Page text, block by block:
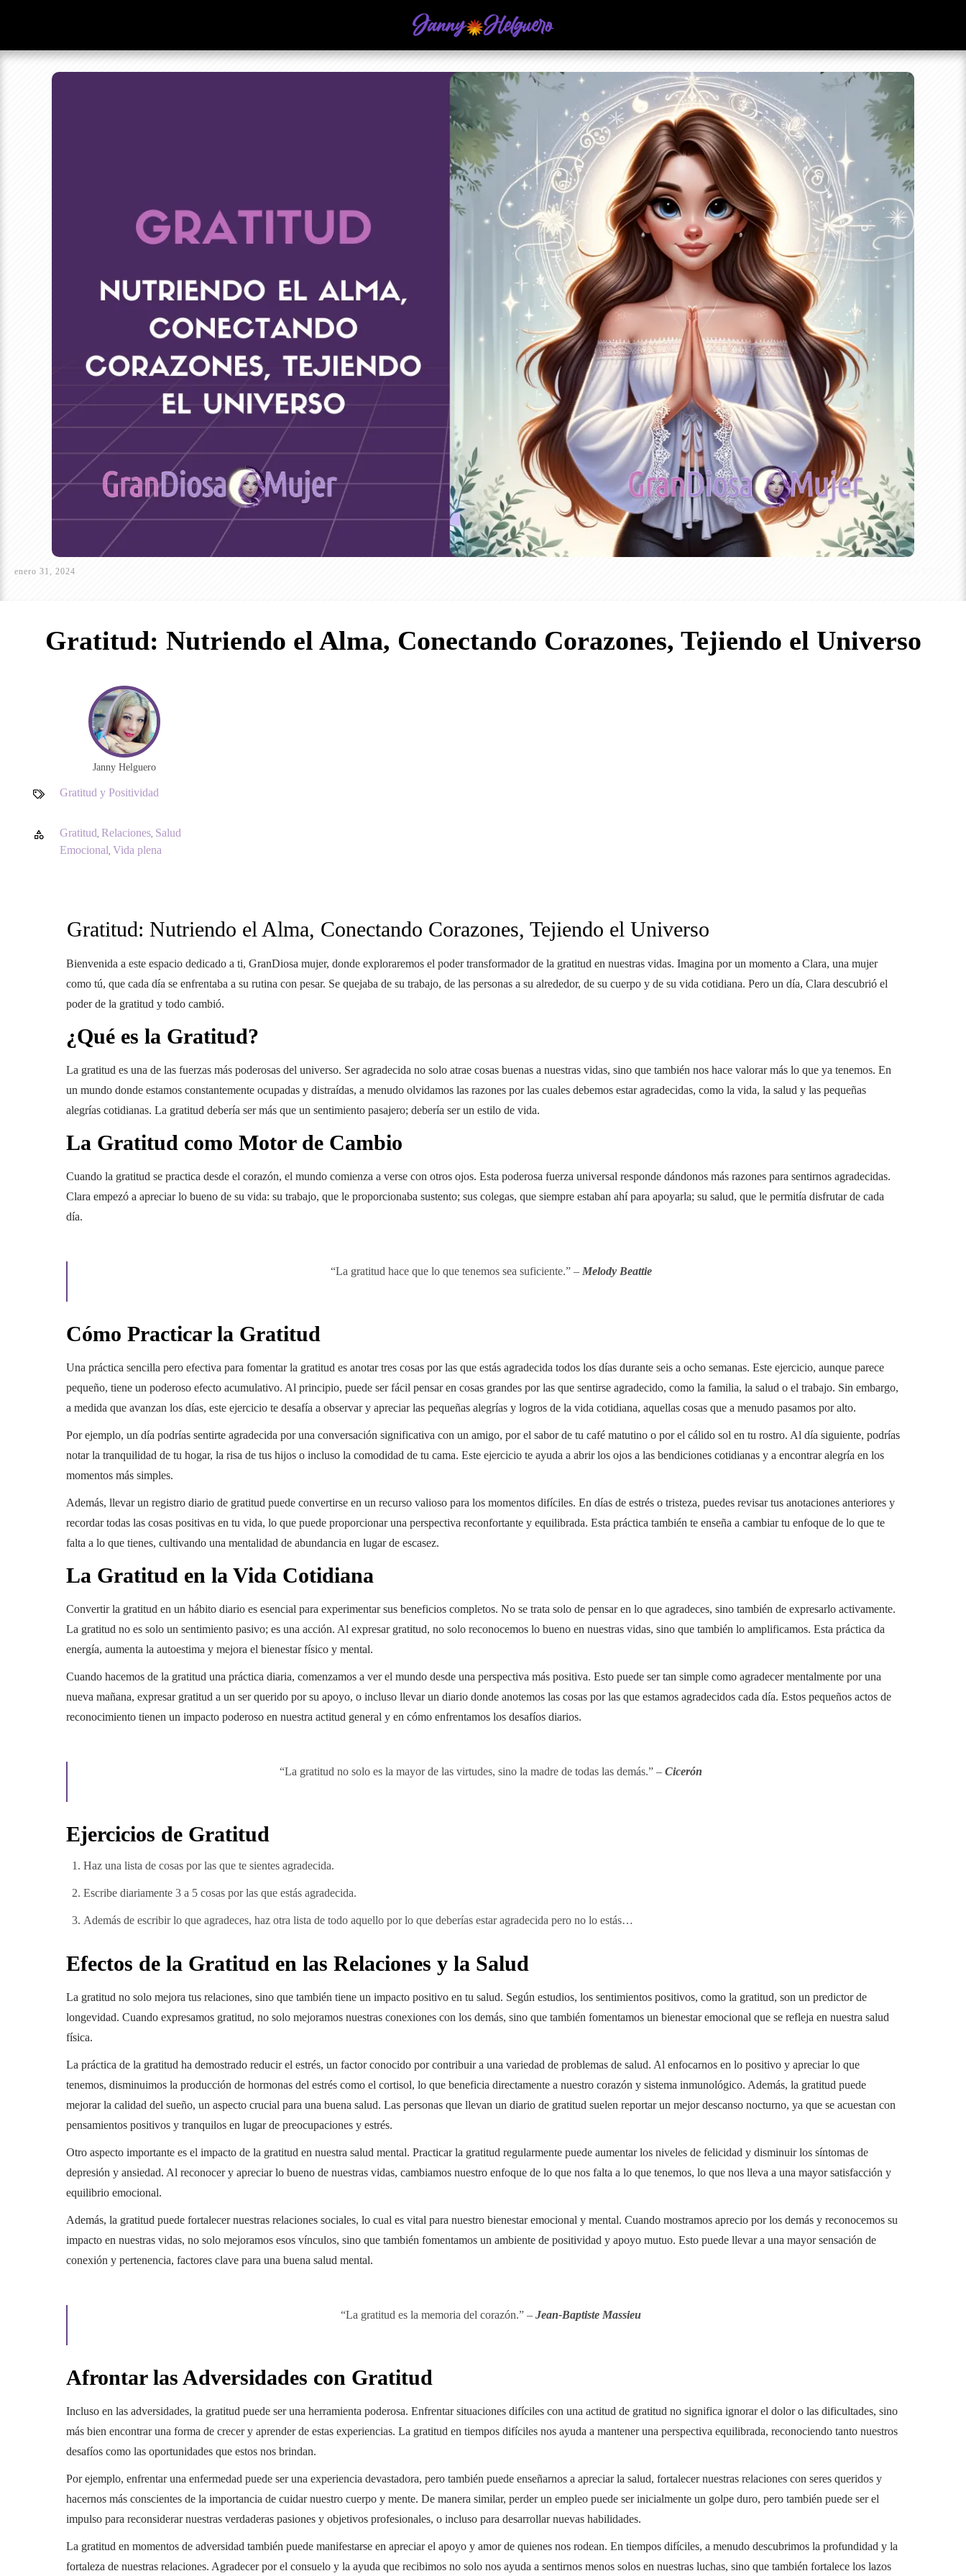
enero 31, 2024
Gratitud: Nutriendo el Alma, Conectando Corazones, Tejiendo el Universo
Janny Helguero
Gratitud y Positividad
Gratitud Relaciones Salud
Emocional Vida plena
Gratitud: Nutriendo el Alma, Conectando Corazones, Tejiendo el Universo
Bienvenida a este espacio dedicado a ti, GranDiosa mujer, donde exploraremos el poder transformador de la gratitud en nuestras vidas. Imagina por un momento a Clara, una mujer
como tú, que cada día se enfrentaba a su rutina con pesar. Se quejaba de su trabajo, de las personas a su alrededor, de su cuerpo y de su vida cotidiana. Pero un día, Clara descubrió el
poder de la gratitud y todo cambió.
¿Qué es la Gratitud?
La gratitud es una de las fuerzas más poderosas del universo. Ser agradecida no solo atrae cosas buenas a nuestras vidas, sino que también nos hace valorar más lo que ya tenemos. En
un mundo donde estamos constantemente ocupadas y distraídas, a menudo olvidamos las razones por las cuales debemos estar agradecidas, como la vida, la salud y las pequeñas
alegrías cotidianas. La gratitud debería ser más que un sentimiento pasajero; debería ser un estilo de vida.
La Gratitud como Motor de Cambio
Cuando la gratitud se practica desde el corazón, el mundo comienza a verse con otros ojos. Esta poderosa fuerza universal responde dándonos más razones para sentirnos agradecidas.
Clara empezó a apreciar lo bueno de su vida: su trabajo, que le proporcionaba sustento; sus colegas, que siempre estaban ahí para apoyarla; su salud, que le permitía disfrutar de cada
día.
“La gratitud hace que lo que tenemos sea suficiente.” – Melody Beattie
Cómo Practicar la Gratitud
Una práctica sencilla pero efectiva para fomentar la gratitud es anotar tres cosas por las que estás agradecida todos los días durante seis a ocho semanas. Este ejercicio, aunque parece
pequeño, tiene un poderoso efecto acumulativo. Al principio, puede ser fácil pensar en cosas grandes por las que sentirse agradecido, como la familia, la salud o el trabajo. Sin embargo,
a medida que avanzan los días, este ejercicio te desafía a observar y apreciar las pequeñas alegrías y logros de la vida cotidiana, aquellas cosas que a menudo pasamos por alto.
Por ejemplo, un día podrías sentirte agradecida por una conversación significativa con un amigo, por el sabor de tu café matutino o por el cálido sol en tu rostro. Al día siguiente, podrías
notar la tranquilidad de tu hogar, la risa de tus hijos o incluso la comodidad de tu cama. Este ejercicio te ayuda a abrir los ojos a las bendiciones cotidianas y a encontrar alegría en los
momentos más simples.
Además, llevar un registro diario de gratitud puede convertirse en un recurso valioso para los momentos difíciles. En días de estrés o tristeza, puedes revisar tus anotaciones anteriores y
recordar todas las cosas positivas en tu vida, lo que puede proporcionar una perspectiva reconfortante y equilibrada. Esta práctica también te enseña a cambiar tu enfoque de lo que te
falta a lo que tienes, cultivando una mentalidad de abundancia en lugar de escasez.
La Gratitud en la Vida Cotidiana
Convertir la gratitud en un hábito diario es esencial para experimentar sus beneficios completos. No se trata solo de pensar en lo que agradeces, sino también de expresarlo activamente.
La gratitud no es solo un sentimiento pasivo; es una acción. Al expresar gratitud, no solo reconocemos lo bueno en nuestras vidas, sino que también lo amplificamos. Esta práctica da
energía, aumenta la autoestima y mejora el bienestar físico y mental.
Cuando hacemos de la gratitud una práctica diaria, comenzamos a ver el mundo desde una perspectiva más positiva. Esto puede ser tan simple como agradecer mentalmente por una
nueva mañana, expresar gratitud a un ser querido por su apoyo, o incluso llevar un diario donde anotemos las cosas por las que estamos agradecidos cada día. Estos pequeños actos de
reconocimiento tienen un impacto poderoso en nuestra actitud general y en cómo enfrentamos los desafíos diarios.
“La gratitud no solo es la mayor de las virtudes, sino la madre de todas las demás.” – Cicerón
Ejercicios de Gratitud
Haz una lista de cosas por las que te sientes agradecida.
Escribe diariamente 3 a 5 cosas por las que estás agradecida.
Además de escribir lo que agradeces, haz otra lista de todo aquello por lo que deberías estar agradecida pero no lo estás…
Efectos de la Gratitud en las Relaciones y la Salud
La gratitud no solo mejora tus relaciones, sino que también tiene un impacto positivo en tu salud. Según estudios, los sentimientos positivos, como la gratitud, son un predictor de
longevidad. Cuando expresamos gratitud, no solo mejoramos nuestras conexiones con los demás, sino que también fomentamos un bienestar emocional que se refleja en nuestra salud
física.
La práctica de la gratitud ha demostrado reducir el estrés, un factor conocido por contribuir a una variedad de problemas de salud. Al enfocarnos en lo positivo y apreciar lo que
tenemos, disminuimos la producción de hormonas del estrés como el cortisol, lo que beneficia directamente a nuestro corazón y sistema inmunológico. Además, la gratitud puede
mejorar la calidad del sueño, un aspecto crucial para una buena salud. Las personas que llevan un diario de gratitud suelen reportar un mejor descanso nocturno, ya que se acuestan con
pensamientos positivos y tranquilos en lugar de preocupaciones y estrés.
Otro aspecto importante es el impacto de la gratitud en nuestra salud mental. Practicar la gratitud regularmente puede aumentar los niveles de felicidad y disminuir los síntomas de
depresión y ansiedad. Al reconocer y apreciar lo bueno de nuestras vidas, cambiamos nuestro enfoque de lo que nos falta a lo que tenemos, lo que nos lleva a una mayor satisfacción y
equilibrio emocional.
Además, la gratitud puede fortalecer nuestras relaciones sociales, lo cual es vital para nuestro bienestar emocional y mental. Cuando mostramos aprecio por los demás y reconocemos su
impacto en nuestras vidas, no solo mejoramos esos vínculos, sino que también fomentamos un ambiente de positividad y apoyo mutuo. Esto puede llevar a una mayor sensación de
conexión y pertenencia, factores clave para una buena salud mental.
“La gratitud es la memoria del corazón.” – Jean-Baptiste Massieu
Afrontar las Adversidades con Gratitud
Incluso en las adversidades, la gratitud puede ser una herramienta poderosa. Enfrentar situaciones difíciles con una actitud de gratitud no significa ignorar el dolor o las dificultades, sino
más bien encontrar una forma de crecer y aprender de estas experiencias. La gratitud en tiempos difíciles nos ayuda a mantener una perspectiva equilibrada, reconociendo tanto nuestros
desafíos como las oportunidades que estos nos brindan.
Por ejemplo, enfrentar una enfermedad puede ser una experiencia devastadora, pero también puede enseñarnos a apreciar la salud, fortalecer nuestras relaciones con seres queridos y
hacernos más conscientes de la importancia de cuidar nuestro cuerpo y mente. De manera similar, perder un empleo puede ser inicialmente un golpe duro, pero también puede ser el
impulso para reconsiderar nuestras verdaderas pasiones y objetivos profesionales, o incluso para desarrollar nuevas habilidades.
La gratitud en momentos de adversidad también puede manifestarse en apreciar el apoyo y amor de quienes nos rodean. En tiempos difíciles, a menudo descubrimos la profundidad y la
fortaleza de nuestras relaciones. Agradecer por el consuelo y la ayuda que recibimos no solo nos ayuda a sentirnos menos solos en nuestras luchas, sino que también fortalece los lazos